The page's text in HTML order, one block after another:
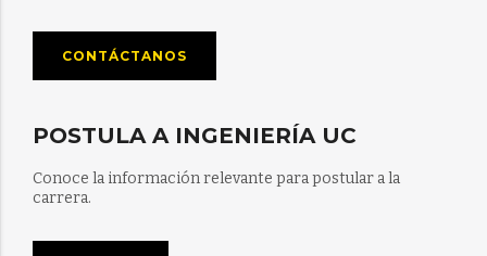
CONTÁCTANOS
POSTULA A INGENIERÍA UC
Conoce la información relevante para postular a la
carrera.